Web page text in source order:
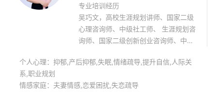
专业培训经历
吴巧文，高校生涯规划讲师、国家二级
心理咨询师、中级社工师、 生涯规划咨
询师、国家二级创新创业咨询师、中医
项能力导师、创新创业创新创业专项能
儿童、青少年心理咨询；致力于儿童、
个人心理：抑郁,产后抑郁,失眠,情绪疏导,提升自信,人际关
系,职业规划
情感家庭：夫妻情感,恋爱困扰,失恋疏导